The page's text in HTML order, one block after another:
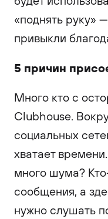
«поднять руку»
привыкли
5 причин
Много кто с
Clubhouse.
социальных
хватает
много шума?
сообщения, а
нужно слушать